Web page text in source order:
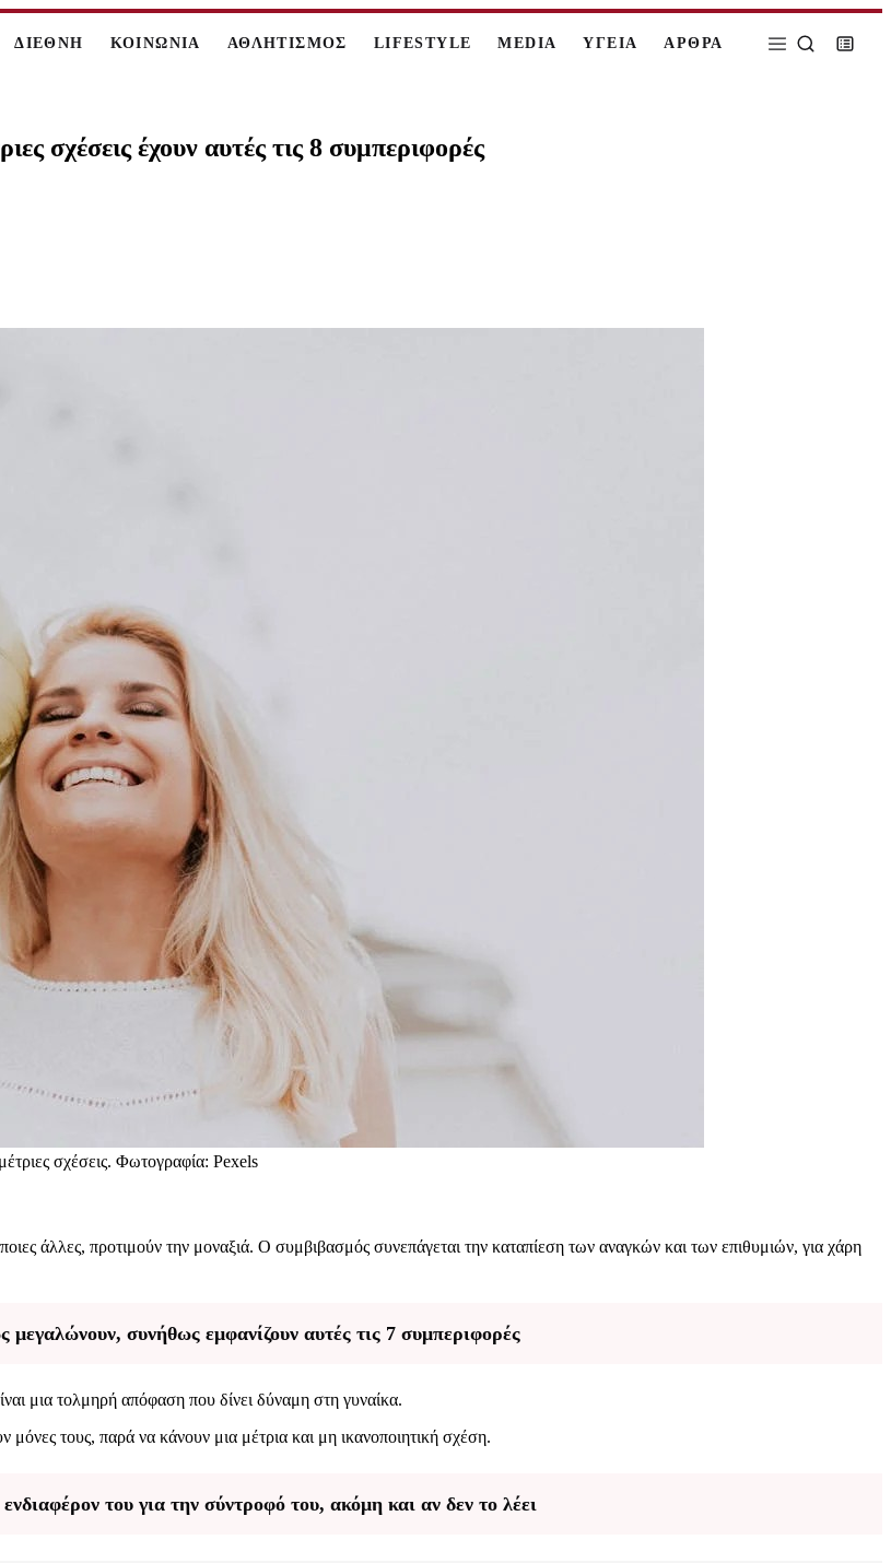
ΔΙΕΘΝΗ ΚΟΙΝΩΝΙΑ ΑΘΛΗΤΙΣΜΟΣ LIFESTYLE MEDIA ΥΓΕΙΑ ΑΡΘΡΑ
σχέσεις έχουν αυτές τις 8 συμπεριφορές
σχέσεις. Φωτογραφία: Pexels
άλλες, προτιμούν την μοναξιά. Ο συμβιβασμός συνεπάγεται την καταπίεση των αναγκών και των επιθυμιών, για χάρη
συνήθως εμφανίζουν αυτές τις 7 συμπεριφορές
μια τολμηρή απόφαση που δίνει δύναμη στη γυναίκα.
μόνες τους, παρά να κάνουν μια μέτρια και μη ικανοποιητική σχέση.
του για την σύντροφό του, ακόμη και αν δεν το λέει